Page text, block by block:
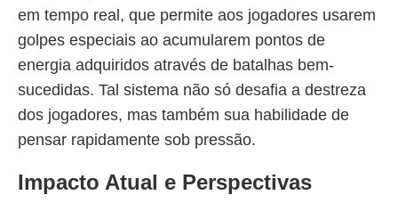
em tempo real, que permite aos jogadores usarem
golpes especiais ao acumularem pontos de
energia adquiridos através de batalhas bem-
sucedidas. Tal sistema não só desafia a destreza
dos jogadores, mas também sua habilidade de
pensar rapidamente sob pressão.
Impacto Atual e Perspectivas